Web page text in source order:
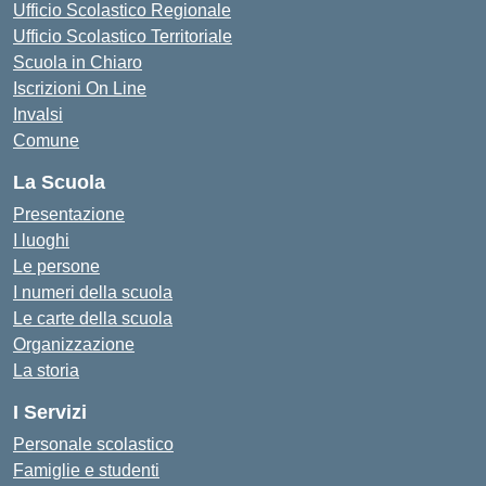
Ufficio Scolastico Regionale
Ufficio Scolastico Territoriale
Scuola in Chiaro
Iscrizioni On Line
Invalsi
Comune
La Scuola
Presentazione
I luoghi
Le persone
I numeri della scuola
Le carte della scuola
Organizzazione
La storia
I Servizi
Personale scolastico
Famiglie e studenti